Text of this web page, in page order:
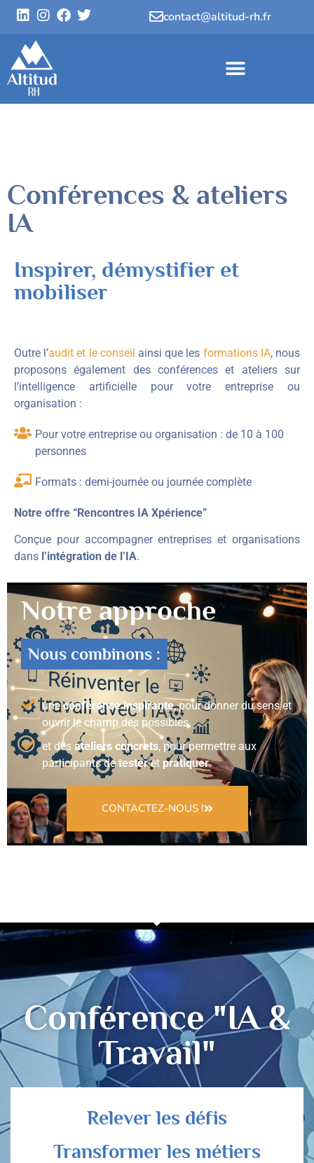
contact@altitud-rh.fr
Conférences & ateliers
IA
Inspirer, démystifier et
mobiliser
Outre l’audit et le conseil ainsi que les formations IA, nous
proposons également des conférences et ateliers sur
l’intelligence artificielle pour votre entreprise ou
organisation :
Pour votre entreprise ou organisation : de 10 à 100
personnes
Formats : demi-journée ou journée complète
Notre offre “Rencontres IA Xpérience”
Conçue pour accompagner entreprises et organisations
dans l’intégration de l’IA.
Notre approche
Nous combinons :
uneconférence inspirante, pour donner du sens et
ouvrir le champ des possibles,
et des ateliers concrets, pour permettre aux
participants de testeret pratiquer.
CONTACTEZ-NOUS !
Conférence "IA &
Travail"
Relever les défis
Transformer les métiers